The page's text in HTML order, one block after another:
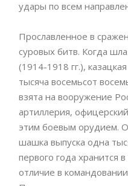
удары по всем
Прославленное в
суровых битв. Когда
(1914-1918 гг.),
тысяча восемьсот
взята на вооружение
артиллерия,
этим боевым орудием.
шашка выпуска одна
первого года хранится
отличие в